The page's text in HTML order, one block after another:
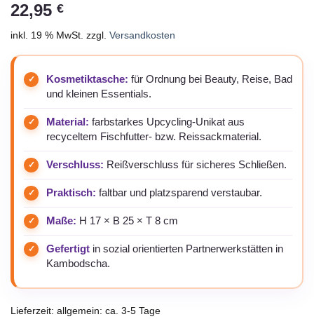
22,95 €
inkl. 19 % MwSt. zzgl. Versandkosten
Kosmetiktasche: für Ordnung bei Beauty, Reise, Bad
und kleinen Essentials.
Material: farbstarkes Upcycling-Unikat aus
recyceltem Fischfutter- bzw. Reissackmaterial.
Verschluss: Reißverschluss für sicheres Schließen.
Praktisch: faltbar und platzsparend verstaubar.
Maße: H 17 × B 25 × T 8 cm
Gefertigt in sozial orientierten Partnerwerkstätten in
Kambodscha.
Lieferzeit: allgemein: ca. 3-5 Tage